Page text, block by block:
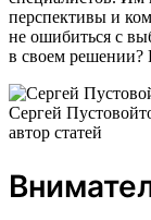
перспективы и
не ошибиться с
в своем решении?
Сергей
автор статей